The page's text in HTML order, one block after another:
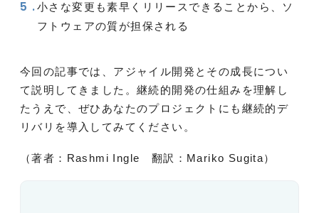
小さな変更も素早くリリースできることから、ソ
フトウェアの質が担保される
今回の記事では、アジャイル開発とその成長につい
て説明してきました。継続的開発の仕組みを理解し
たうえで、ぜひあなたのプロジェクトにも継続的デ
リバリを導入してみてください。
（著者：Rashmi Ingle 翻訳：Mariko Sugita）